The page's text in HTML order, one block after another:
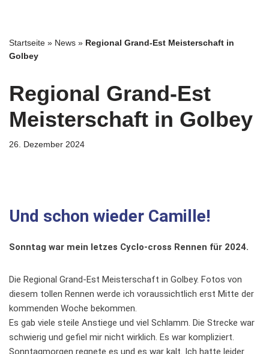
Inhalt
springen
Startseite » News » Regional Grand-Est Meisterschaft in
Golbey
Regional Grand-Est
Meisterschaft in Golbey
26. Dezember 2024
Und schon wieder Camille!
Sonntag war mein letzes Cyclo-cross Rennen für 2024.
Die Regional Grand-Est Meisterschaft in Golbey. Fotos von
diesem tollen Rennen werde ich voraussichtlich erst Mitte der
kommenden Woche bekommen.
Es gab viele steile Anstiege und viel Schlamm. Die Strecke war
schwierig und gefiel mir nicht wirklich. Es war kompliziert.
Sonntagmorgen regnete es und es war kalt. Ich hatte leider